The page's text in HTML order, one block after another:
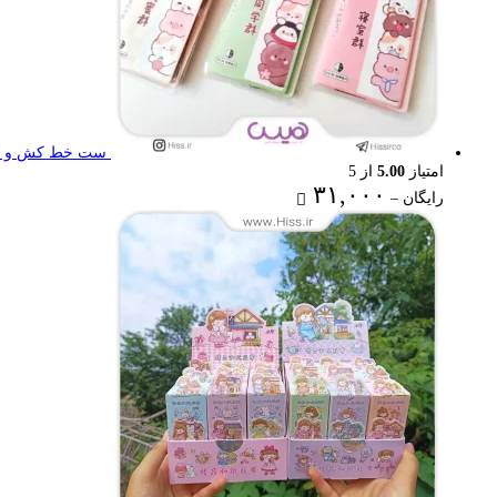
ست خط کش و
امتیاز 5.00 از 5
رایگان – ۳۱,۰۰۰
رایگان
through
۳۱,۰۰۰ تومان